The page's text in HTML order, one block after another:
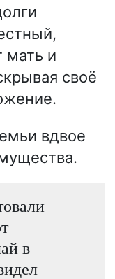
мать и
своё
вдвое
в